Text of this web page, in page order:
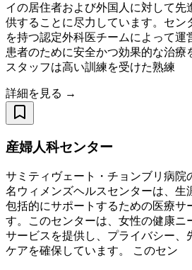
イの居住者および外国人に対して先
供することに尽力しています。セン
を持つ認定外科医チームによって運
患者のために安全かつ効果的な治療
スタッフは高い訓練を受けた熟練
詳細を見る →
産婦人科センター
サミティヴェート・チョンブリ病院
名ウィメンズヘルスセンターは、生
包括的にサポートするための医療サ
す。このセンターは、女性の健康ニ
サービスを提供し、プライバシー、
ケアを確保しています。 このセン